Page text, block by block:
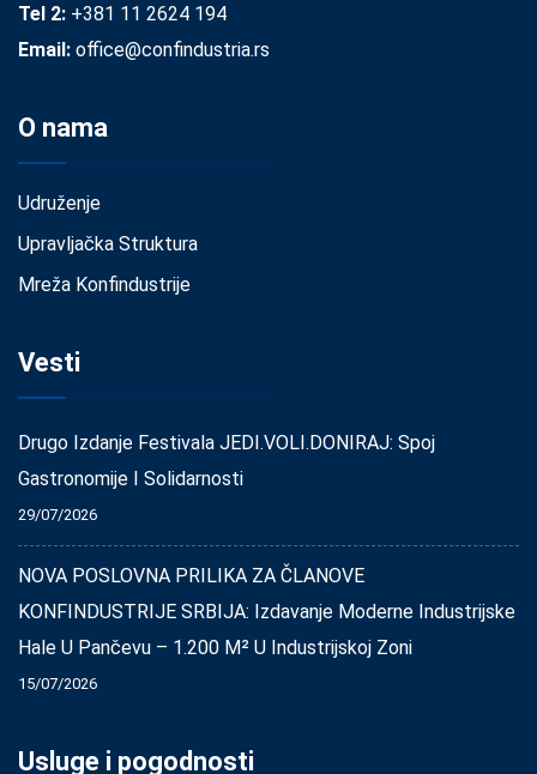
Tel 2: +381 11 2624 194
Email: office@confindustria.rs
O nama
Udruženje
Upravljačka Struktura
Mreža Konfindustrije
Vesti
Drugo Izdanje Festivala JEDI.VOLI.DONIRAJ: Spoj
Gastronomije I Solidarnosti
29/07/2026
NOVA POSLOVNA PRILIKA ZA ČLANOVE
KONFINDUSTRIJE SRBIJA: Izdavanje Moderne Industrijske
Hale U Pančevu – 1.200 M² U Industrijskoj Zoni
15/07/2026
Usluge i pogodnosti